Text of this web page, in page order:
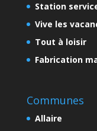
Station
Vive les
Tout à loisir
Fabrication
Communes
Allaire